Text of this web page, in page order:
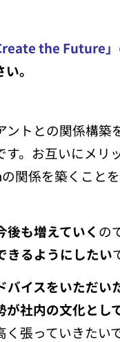
the Future
。
ントとの関係構築
す。お互いにメリ
関係を築くこと
後も増えていく の
きるようにしたい
バイスをいただい
が社内の文化とし
く張っていきたい